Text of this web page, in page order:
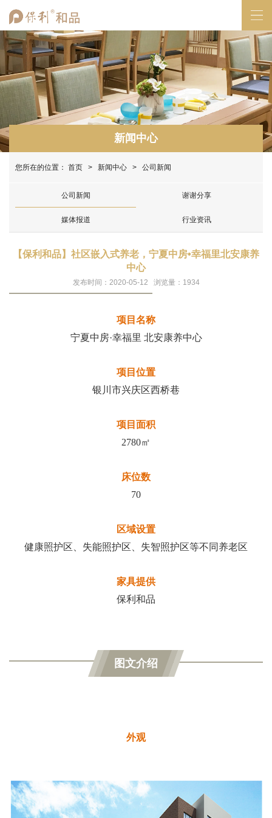
新闻中心
您所在的位置： 首页 > 新闻中心 > 公司新闻
公司新闻 谢谢分享
媒体报道 行业资讯
【保利和品】社区嵌入式养老，宁夏中房•幸福里北安康养
中心
发布时间：2020-05-12 浏览量：1934
项目名称
宁夏中房·幸福里 北安康养中心
项目位置
银川市兴庆区西桥巷
项目面积
2780㎡
床位数
70
区域设置
健康照护区、失能照护区、失智照护区等不同养老区
家具提供
保利和品
图文介绍
外观